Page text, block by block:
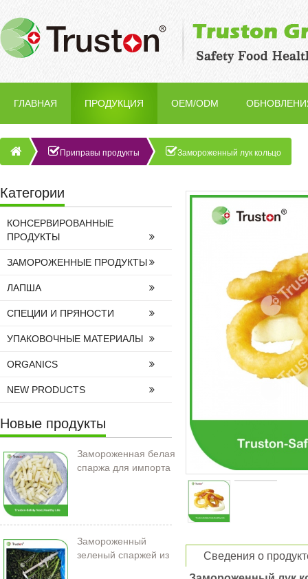
ГЛАВНАЯ ПРОДУКЦИЯ OEM/ODM
Приправы продукты Замороженный лук кольцо
Категории
КОНСЕРВИРОВАННЫЕ
ПРОДУКТЫ
ЗАМОРОЖЕННЫЕ ПРОДУКТЫ
ЛАПША
СПЕЦИИ И ПРЯНОСТИ
УПАКОВОЧНЫЕ МАТЕРИАЛЫ
ORGANICS
NEW PRODUCTS
Новые продукты
Замороженная белая
спаржа для импорта
Замороженный
зеленый спаржей из
Сведения о